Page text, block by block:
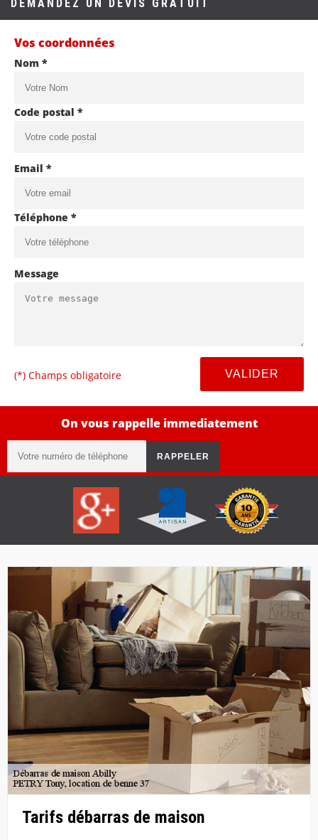
DEMANDEZ UN DEVIS GRATUIT
Vos coordonnées
Nom *
Code postal *
Email *
Téléphone *
Message
(*) Champs obligatoire
On vous rappelle immediatement
Tarifs débarras de maison